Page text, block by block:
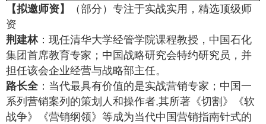
【拟邀师资】
（部分）专注于实战实用，精选顶级师
资
荆建林：现任清华大学经管学院课程教授，中国石化
集团首席教育专家；中国战略研究会特约研究员，并
担任该会企业经营与战略部主任。
路长全：当代最具有价值的是实战营销专家；中国一
系列营销案列的策划人和操作者,其所著《切割》《软
战争》《营销纲领》等成为当代中国营销指南针式的